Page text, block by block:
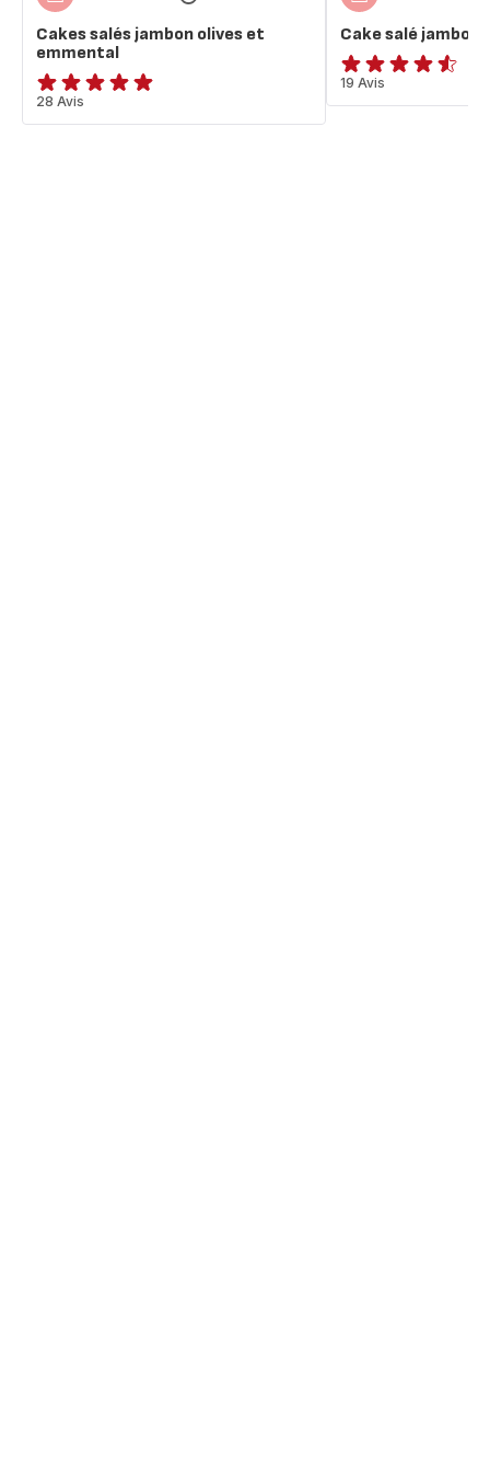
Cakes salés jambon olives et
emmental
ratings.4.9
28 Avis
Cake salé jambon
ratings.4.5
19 Avis